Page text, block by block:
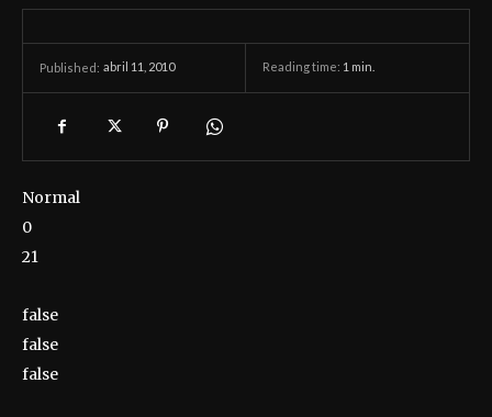
Published: abril 11, 2010 Reading time: 1 min.
Normal
0
21
false
false
false